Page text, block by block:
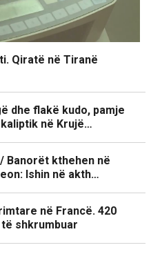
Qiratë në Tiranë
dhe flakë kudo, pamje
në Krujë…
Banorët kthehen në
Ishin në akth…
në Francë. 420
shkrumbuar